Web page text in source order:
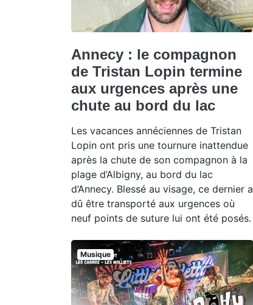
Annecy : le compagnon
de Tristan Lopin termine
aux urgences après une
chute au bord du lac
Les vacances annéciennes de Tristan
Lopin ont pris une tournure inattendue
après la chute de son compagnon à la
plage d’Albigny, au bord du lac
d’Annecy. Blessé au visage, ce dernier a
dû être transporté aux urgences où
neuf points de suture lui ont été posés.
Musique